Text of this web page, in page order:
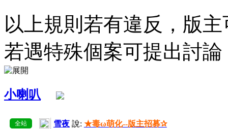
以上規則若有違反，版
若遇特殊個案可提出討論
小喇叭
全站 雪夜說: ★毒ω萌化--版主招募✰